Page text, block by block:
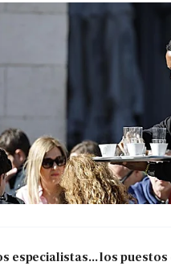
especialistas... los